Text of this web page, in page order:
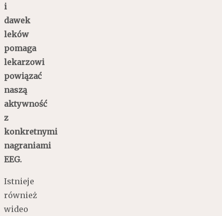
i
dawek
leków
pomaga
lekarzowi
powiązać
naszą
aktywność
z
konkretnymi
nagraniami
EEG.
Istnieje
również
wideo